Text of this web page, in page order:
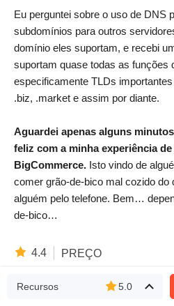
Eu perguntei sobre o uso de DNS
subdomínios para outros
domínio eles suportam, e recebi
suportam quase todas as funções
especificamente TLDs
.biz, .market e assim por diante.
Aguardei apenas alguns
feliz com a minha experiência
BigCommerce. Isto vindo de
comer grão-de-bico mal cozido do
alguém pelo telefone. Bem…
de-bico…
4.4 PREÇO
Não é barato, mas o
Recursos 5.0